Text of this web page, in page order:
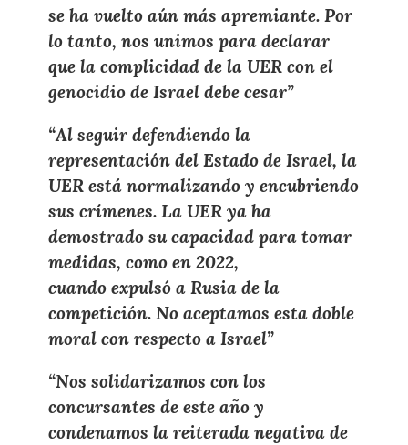
se ha vuelto aún más apremiante. Por
lo tanto, nos unimos para declarar
que la complicidad de la UER con el
genocidio de Israel debe cesar”
“Al seguir defendiendo la
representación del Estado de Israel, la
UER está normalizando y encubriendo
sus crímenes. La UER ya ha
demostrado su capacidad para tomar
medidas, como en 2022,
cuando expulsó a Rusia de la
competición. No aceptamos esta doble
moral con respecto a Israel”
“Nos solidarizamos con los
concursantes de este año y
condenamos la reiterada negativa de